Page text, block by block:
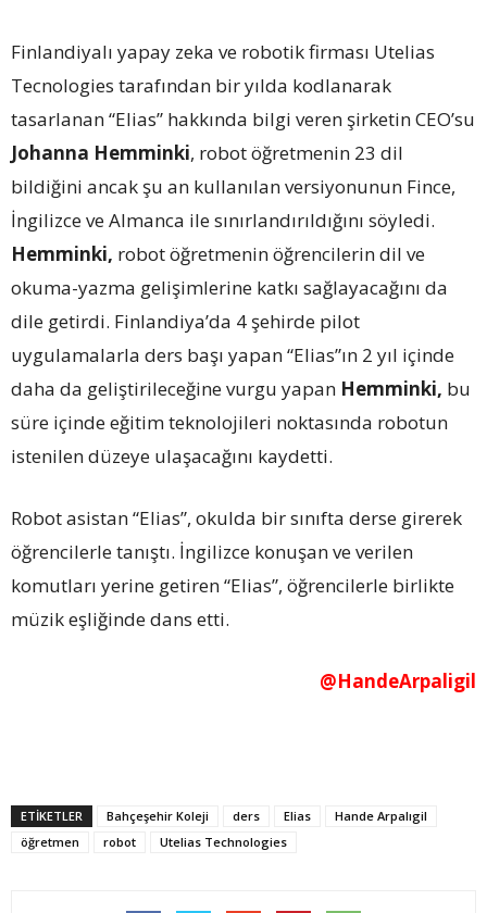
Finlandiyalı yapay zeka ve robotik firması Utelias
Tecnologies tarafından bir yılda kodlanarak
tasarlanan “Elias” hakkında bilgi veren şirketin CEO’su
Johanna Hemminki, robot öğretmenin 23 dil
bildiğini ancak şu an kullanılan versiyonunun Fince,
İngilizce ve Almanca ile sınırlandırıldığını söyledi.
Hemminki, robot öğretmenin öğrencilerin dil ve
okuma-yazma gelişimlerine katkı sağlayacağını da
dile getirdi. Finlandiya’da 4 şehirde pilot
uygulamalarla ders başı yapan “Elias”ın 2 yıl içinde
daha da geliştirileceğine vurgu yapan Hemminki, bu
süre içinde eğitim teknolojileri noktasında robotun
istenilen düzeye ulaşacağını kaydetti.
Robot asistan “Elias”, okulda bir sınıfta derse girerek
öğrencilerle tanıştı. İngilizce konuşan ve verilen
komutları yerine getiren “Elias”, öğrencilerle birlikte
müzik eşliğinde dans etti.
@HandeArpaligil
ETİKETLER Bahçeşehir Koleji ders Elias
Hande Arpalıgil
öğretmen
robot Utelias Technologies